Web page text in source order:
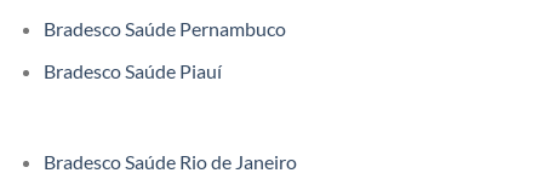
Bradesco Saúde Pernambuco
Bradesco Saúde Piauí
Bradesco Saúde Rio de Janeiro